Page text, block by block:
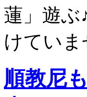
蓮」遊ぶ
けていま
順教尼